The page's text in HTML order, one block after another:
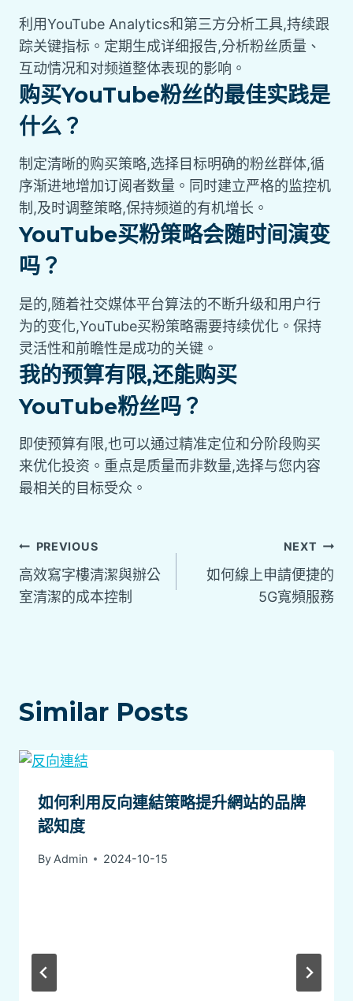
利用YouTube Analytics和第三方分析工具,持续跟
踪关键指标。定期生成详细报告,分析粉丝质量、
互动情况和对频道整体表现的影响。
购买YouTube粉丝的最佳实践是
什么？
制定清晰的购买策略,选择目标明确的粉丝群体,循
序渐进地增加订阅者数量。同时建立严格的监控机
制,及时调整策略,保持频道的有机增长。
YouTube买粉策略会随时间演变
吗？
是的,随着社交媒体平台算法的不断升级和用户行
为的变化,YouTube买粉策略需要持续优化。保持
灵活性和前瞻性是成功的关键。
我的预算有限,还能购买
YouTube粉丝吗？
即使预算有限,也可以通过精准定位和分阶段购买
来优化投资。重点是质量而非数量,选择与您内容
最相关的目标受众。
PREVIOUS
高效寫字樓清潔與辦公
室清潔的成本控制
NEXT
如何線上申請便捷的
5G寬頻服務
Similar Posts
如何利用反向連結策略提升網站的品牌
認知度
By Admin 2024-10-15